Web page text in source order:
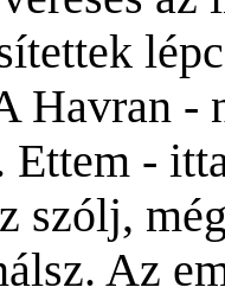
Havran -
Ettem -
szólj,
Az